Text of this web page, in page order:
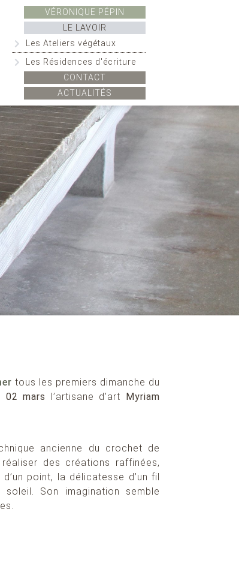
VÉRONIQUE PÉPIN
LE LAVOIR
Les Ateliers végétaux
Les Résidences d'écriture
CONTACT
ACTUALITÉS
tous les premiers dimanche du
02 mars l’artisane d’art Myriam
ancienne du crochet de
des créations raffinées,
point, la délicatesse d’un fil
Son imagination semble